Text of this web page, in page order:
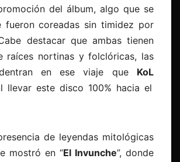
del álbum, algo que se
fueron coreadas sin timidez por
destacar que ambas tienen
raíces nortinas y folclóricas, las
en ese viaje que KoL
llevar este disco 100% hacia el
de leyendas mitológicas
mostró en “El Invunche”, donde